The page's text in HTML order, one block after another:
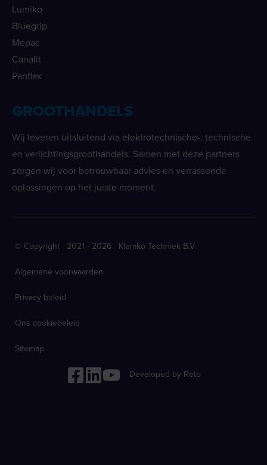
Lumiko
Bluegrip
Mepac
Canalit
Panflex
GROOTHANDELS
Wij leveren uitsluitend via elektrotechnische-, technische
en verlichtingsgroothandels. Samen met deze partners
zorgen wij voor betrouwbaar advies en verrassende
oplossingen op het juiste moment.
© Copyright 2021 - 2026 Klemko Techniek B.V.
Algemene voorwaarden
Privacy beleid
Ons cookiebeleid
Sitemap
Developed by Reto